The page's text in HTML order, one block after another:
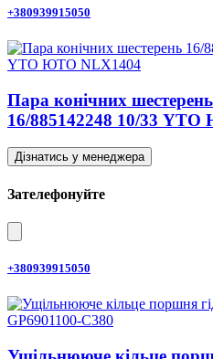
+380939915050
Пара конічних
16/885142248 10/33
Дізнатись у менеджера
Зателефонуйте
+380939915050